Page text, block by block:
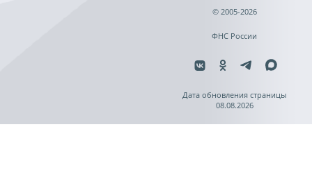
© 2005-2026
ФНС России
Дата обновления страницы
08.08.2026